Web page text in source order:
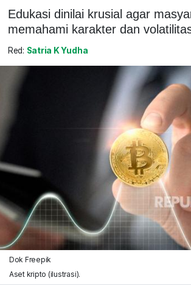
Edukasi dinilai krusial agar
memahami karakter dan
Red: Satria K Yudha
Dok Freepik
Aset kripto (ilustrasi).